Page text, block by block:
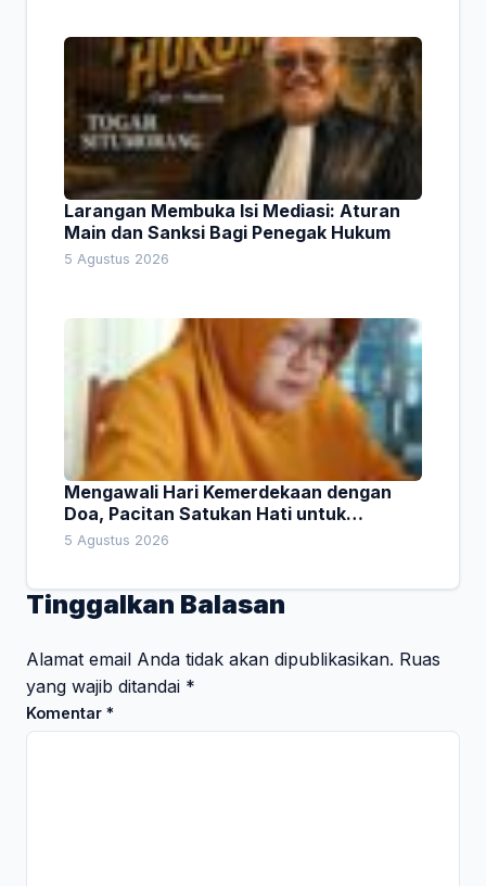
Larangan Membuka Isi Mediasi: Aturan
Main dan Sanksi Bagi Penegak Hukum
5 Agustus 2026
Mengawali Hari Kemerdekaan dengan
Doa, Pacitan Satukan Hati untuk
Indonesia
5 Agustus 2026
Tinggalkan Balasan
Alamat email Anda tidak akan dipublikasikan. Ruas
yang wajib ditandai *
Komentar *